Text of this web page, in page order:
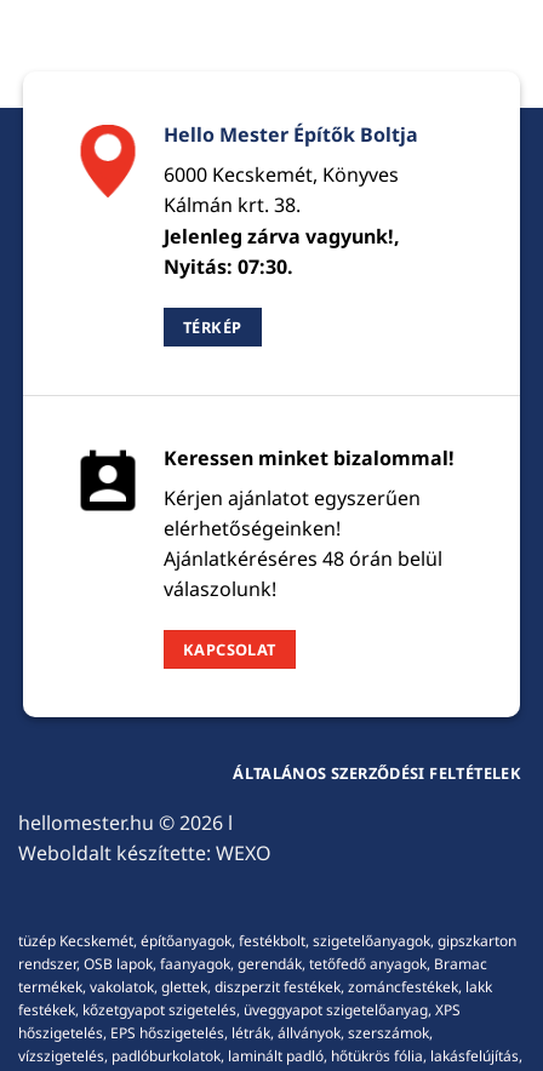
Hello Mester Építők Boltja
6000 Kecskemét, Könyves
Kálmán krt. 38.
Jelenleg zárva vagyunk!,
Nyitás: 07:30.
TÉRKÉP
Keressen minket bizalommal!
Kérjen ajánlatot egyszerűen
elérhetőségeinken!
Ajánlatkéréséres 48 órán belül
válaszolunk!
KAPCSOLAT
hellomester.hu © 2026 l
Weboldalt készítette: WEXO
ÁLTALÁNOS SZERZŐDÉSI FELTÉTELEK
tüzép Kecskemét, építőanyagok, festékbolt, szigetelőanyagok, gipszkarton
rendszer, OSB lapok, faanyagok, gerendák, tetőfedő anyagok, Bramac
termékek, vakolatok, glettek, diszperzit festékek, zománcfestékek, lakk
festékek, kőzetgyapot szigetelés, üveggyapot szigetelőanyag, XPS
hőszigetelés, EPS hőszigetelés, létrák, állványok, szerszámok,
vízszigetelés, padlóburkolatok, laminált padló, hőtükrös fólia, lakásfelújítás,